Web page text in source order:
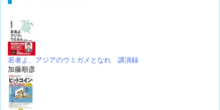
若者よ、アジアのウミガメとなれ 講演録
加藤順彦